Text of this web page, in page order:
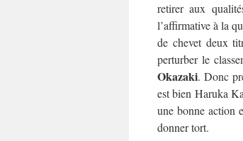
retirer aux
l’affirmative à la
de chevet deux
perturber le
Okazaki. Donc
est bien Haruka
une bonne action
donner tort.